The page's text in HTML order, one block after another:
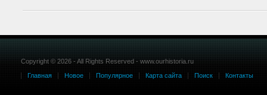
Copyright © 2026 - All Rights Reserved - www.ourhistoria.ru
Главная
Новое Популярное Карта сайта Поиск Контакты